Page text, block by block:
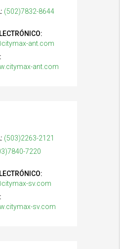
(502)7832-8644
ant.com
ant.com
(503)2263-2121
7220
sv.com
sv.com